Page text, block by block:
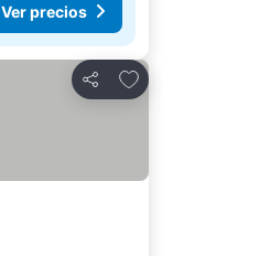
Ver precios
Compartir
Agregar a favoritos